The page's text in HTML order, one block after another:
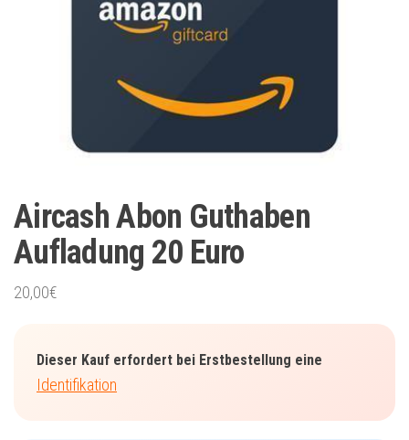
Aircash Abon Guthaben
Aufladung 20 Euro
20,00€
Dieser Kauf erfordert bei Erstbestellung eine
Identifikation